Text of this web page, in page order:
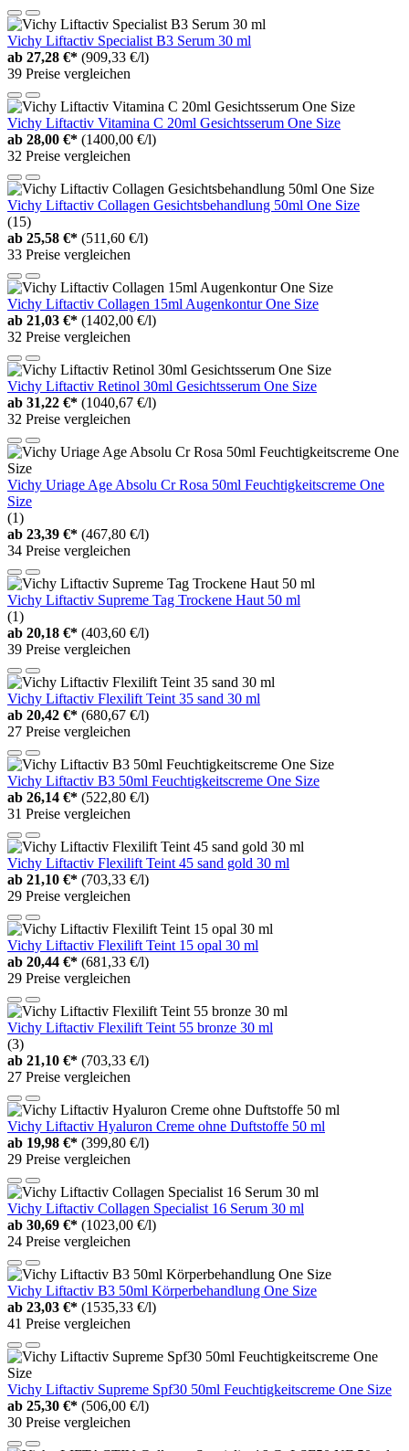
Vichy Liftactiv Specialist B3 Serum 30 ml
ab 27,28 €* (909,33 €/l)
39 Preise vergleichen
Vichy Liftactiv Vitamina C 20ml Gesichtsserum One Size
ab 28,00 €* (1400,00 €/l)
32 Preise vergleichen
Vichy Liftactiv Collagen Gesichtsbehandlung 50ml One Size
(15)
ab 25,58 €* (511,60 €/l)
33 Preise vergleichen
Vichy Liftactiv Collagen 15ml Augenkontur One Size
ab 21,03 €* (1402,00 €/l)
32 Preise vergleichen
Vichy Liftactiv Retinol 30ml Gesichtsserum One Size
ab 31,22 €* (1040,67 €/l)
32 Preise vergleichen
Vichy Uriage Age Absolu Cr Rosa 50ml Feuchtigkeitscreme One
Size
(1)
ab 23,39 €* (467,80 €/l)
34 Preise vergleichen
Vichy Liftactiv Supreme Tag Trockene Haut 50 ml
(1)
ab 20,18 €* (403,60 €/l)
39 Preise vergleichen
Vichy Liftactiv Flexilift Teint 35 sand 30 ml
ab 20,42 €* (680,67 €/l)
27 Preise vergleichen
Vichy Liftactiv B3 50ml Feuchtigkeitscreme One Size
ab 26,14 €* (522,80 €/l)
31 Preise vergleichen
Vichy Liftactiv Flexilift Teint 45 sand gold 30 ml
ab 21,10 €* (703,33 €/l)
29 Preise vergleichen
Vichy Liftactiv Flexilift Teint 15 opal 30 ml
ab 20,44 €* (681,33 €/l)
29 Preise vergleichen
Vichy Liftactiv Flexilift Teint 55 bronze 30 ml
(3)
ab 21,10 €* (703,33 €/l)
27 Preise vergleichen
Vichy Liftactiv Hyaluron Creme ohne Duftstoffe 50 ml
ab 19,98 €* (399,80 €/l)
29 Preise vergleichen
Vichy Liftactiv Collagen Specialist 16 Serum 30 ml
ab 30,69 €* (1023,00 €/l)
24 Preise vergleichen
Vichy Liftactiv B3 50ml Körperbehandlung One Size
ab 23,03 €* (1535,33 €/l)
41 Preise vergleichen
Vichy Liftactiv Supreme Spf30 50ml Feuchtigkeitscreme One Size
ab 25,30 €* (506,00 €/l)
30 Preise vergleichen